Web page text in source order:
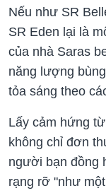
Nếu như SR
SR Eden lại là
của nhà Saras
năng lượng
tỏa sáng theo
Lấy cảm hứng từ
không chỉ đơn
người bạn đồng
rạng rỡ "như